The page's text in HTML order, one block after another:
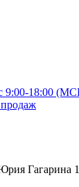
9:00-18:00
Гагарина